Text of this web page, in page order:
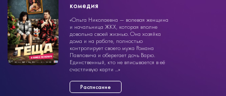
комедия
1ч. 38мин.
16+
комедия
«Ольга Николаевна — волевая женщина
и начальница ЖКХ, которая вполне
довольна своей жизнью. Она хозяйка
дома и на работе, полностью
контролирует своего мужа Романа
Павловича и оберегает дочь Варю.
Единственный, кто не вписывается в её
счастливую карти ...»
Расписание